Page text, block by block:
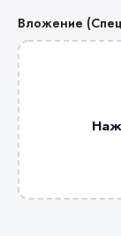
Вложение